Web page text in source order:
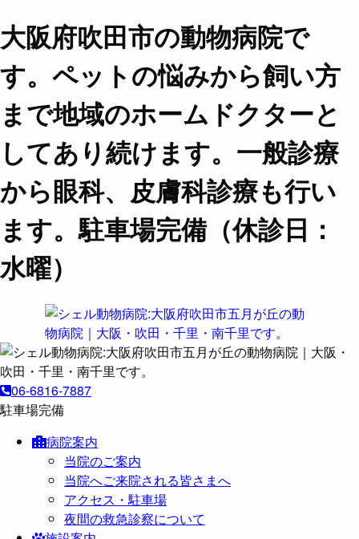
大阪府吹田市の動物病院で
す。ペットの悩みから飼い方
まで地域のホームドクターと
してあり続けます。一般診療
から眼科、皮膚科診療も行い
ます。駐車場完備（休診日：
水曜）
06-6816-7887
駐車場完備
病院案内
当院のご案内
当院へご来院される皆さまへ
アクセス・駐車場
夜間の救急診察について